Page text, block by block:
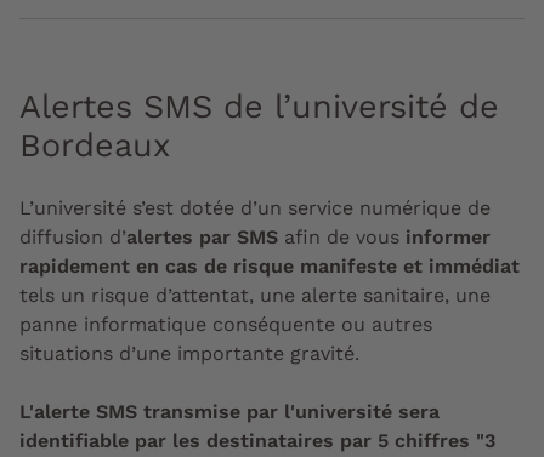
Alertes SMS de l’université de
Bordeaux
L’université s’est dotée d’un service numérique de
diffusion d’alertes par SMS afin de vous informer
rapidement en cas de risque manifeste et immédiat
tels un risque d’attentat, une alerte sanitaire, une
panne informatique conséquente ou autres
situations d’une importante gravité.
L'alerte SMS transmise par l'université sera
identifiable par les destinataires par 5 chiffres "3